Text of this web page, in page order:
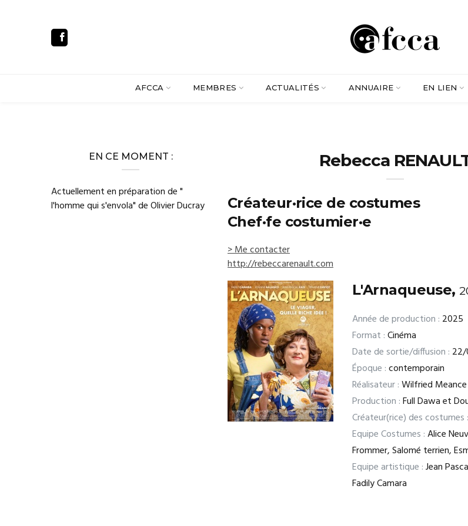
AFCCA MEMBRES ACTUALITÉS ANNUAIRE EN LIEN
Rebecca
Créateur·rice de costumes
Chef·fe costumier·e
> Me contacter
http://rebeccarenault.com
L'Arnaqueuse,
Année de production : 2025
Format :Cinéma
Date de sortie/diffusion :
Époque :contemporain
Réalisateur :Wilfried Meance
Production :Full Dawa et
Créateur(rice) des costumes :
Equipe Costumes :Alice
Frommer, Salomé terrien,
Equipe artistique :Jean
Fadily Camara
EN CE MOMENT :
Actuellement en préparation de "
l'homme qui s'envola" de Olivier Ducray